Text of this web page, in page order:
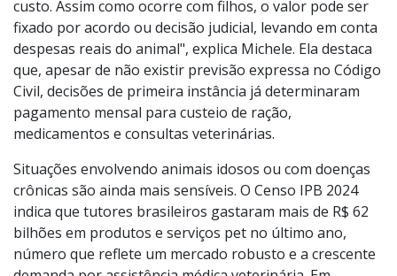
"A pensão pet surge como alternativa quando um dos
tutores permanece com o animal e o outro deseja
manter laço afetivo, mas sem assumir integralmente o
custo. Assim como ocorre com filhos, o valor pode ser
fixado por acordo ou decisão judicial, levando em conta
despesas reais do animal", explica Michele. Ela destaca
que, apesar de não existir previsão expressa no Código
Civil, decisões de primeira instância já determinaram
pagamento mensal para custeio de ração,
medicamentos e consultas veterinárias.
Situações envolvendo animais idosos ou com doenças
crônicas são ainda mais sensíveis. O Censo IPB 2024